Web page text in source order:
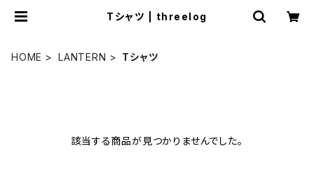
Tシャツ | threelog
HOME LANTERN Tシャツ
該当する商品が見つかりませんでした。